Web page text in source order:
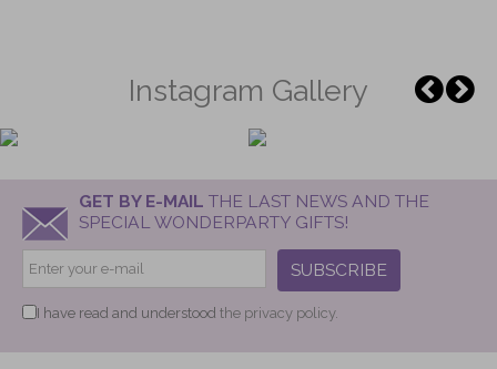
Instagram Gallery
GET BY E-MAIL THE LAST NEWS AND THE
SPECIAL WONDERPARTY GIFTS!
SUBSCRIBE
I have read and understood the privacy policy.